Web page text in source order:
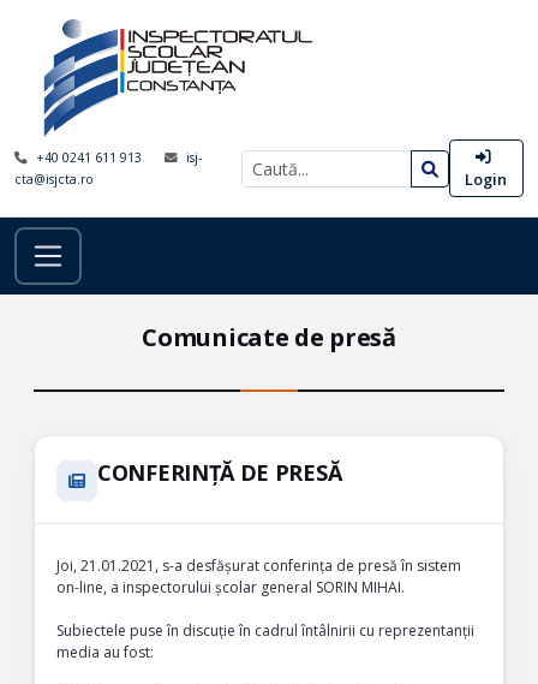
+40 0241 611 913
isj-
cta@isjcta.ro
Login
Comunicate de presă
CONFERINȚĂ DE PRESĂ
Joi, 21.01.2021, s-a desfășurat conferința de presă în sistem
on-line, a inspectorului școlar general SORIN MIHAI.
Subiectele puse în discuție în cadrul întâlnirii cu reprezentanții
media au fost: